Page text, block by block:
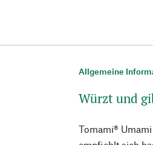
Allgemeine
Würzt und
Tomami®